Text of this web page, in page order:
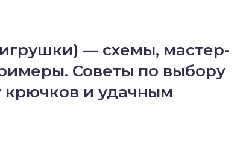
— схемы, мастер-
Советы по выбору
крючков и удачным